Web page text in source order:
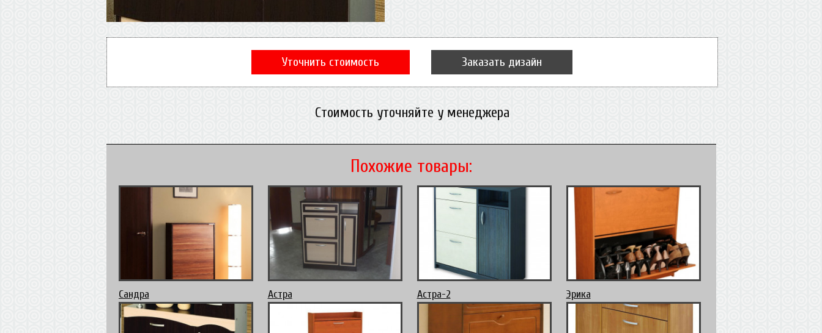
Уточнить стоимость Заказать дизайн
Стоимость уточняйте у менеджера
Похожие товары:
Сандра Астра Астра-2 Эрика